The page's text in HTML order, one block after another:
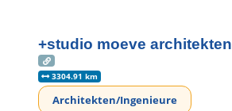
+studio moeve architekten
3304.91 km
Architekten/Ingenieure